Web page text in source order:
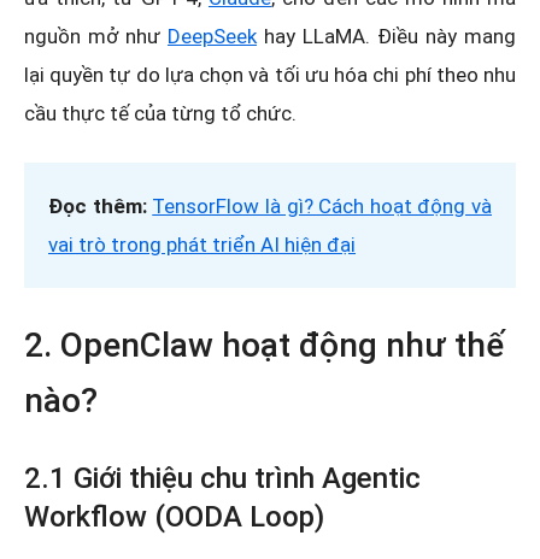
nguồn mở như DeepSeekhay LLaMA. Điều này mang
lại quyền tự do lựa chọn và tối ưu hóa chi phí theo nhu
cầu thực tế của từng tổ chức.
Đọc thêm: TensorFlow là gì? Cách hoạt động và
vai trò trong phát triển AI hiện đại
2. OpenClaw hoạt động như thế
nào?
2.1 Giới thiệu chu trình Agentic
Workflow (OODA Loop)